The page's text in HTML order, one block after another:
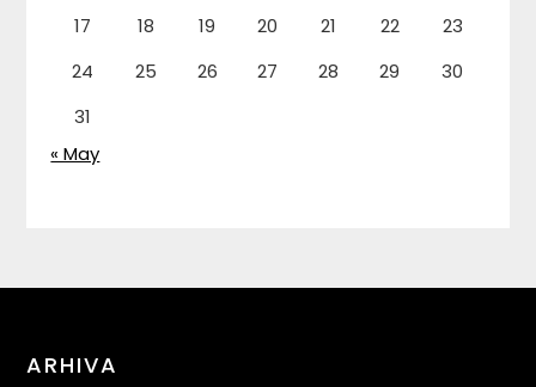
17
18 19 20 21 22
23
24
25 26 27 28 29
30
31
« May
ARHIVA